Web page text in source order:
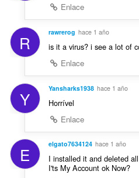
Enlace
R rawrerog hace 1 año
is it a virus? i see a lot of
Enlace
Y Yansharks1938 hace 1 año
Horrível
Enlace
E elgato7634124 hace 1 año
I installed it and deleted
I'ts My Account ok Now?